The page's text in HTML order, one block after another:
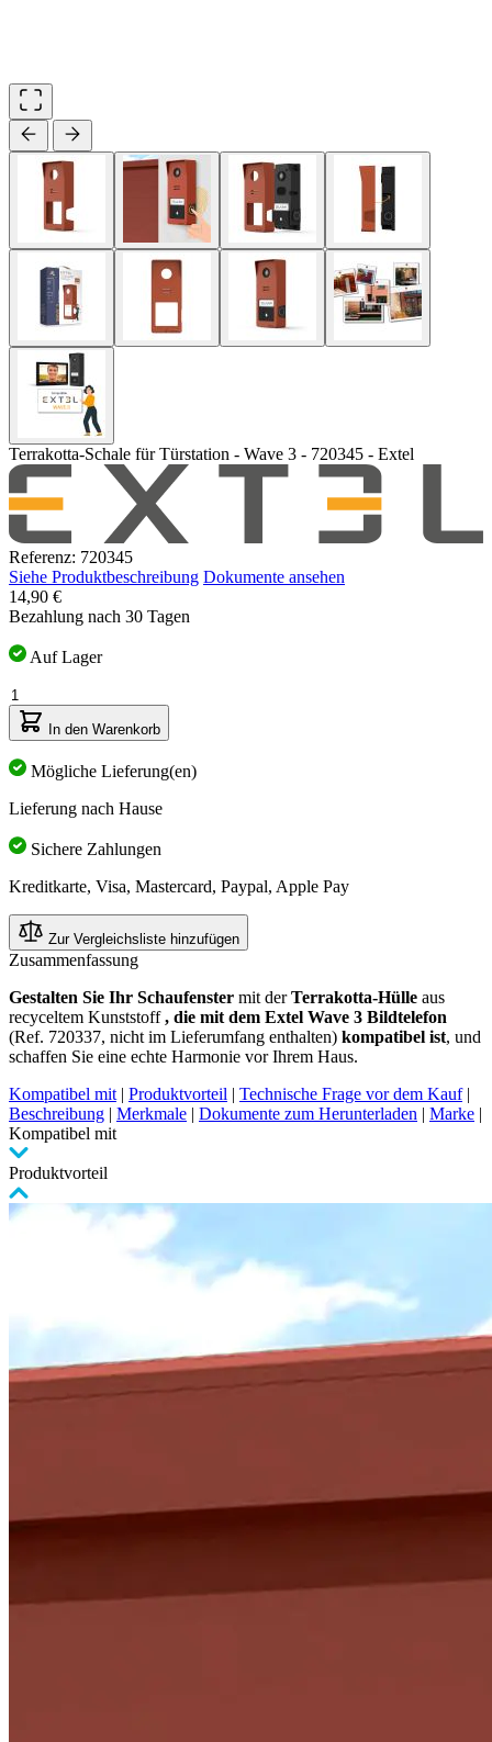
Terrakotta-Schale für Türstation - Wave 3 - 720345 - Extel
Referenz: 720345
Siehe Produktbeschreibung Dokumente ansehen
14,90 €
Bezahlung nach 30 Tagen
Auf Lager
Menge
In den Warenkorb
Mögliche Lieferung(en)
Lieferung nach Hause
Sichere Zahlungen
Kreditkarte, Visa, Mastercard, Paypal, Apple Pay
Zur Vergleichsliste hinzufügen
Zusammenfassung
Gestalten Sie Ihr Schaufenster mit derTerrakotta-Hülle aus
recyceltem Kunststoff, die mit dem Extel Wave 3 Bildtelefon
(Ref. 720337, nicht im Lieferumfang enthalten) kompatibel ist, und
schaffen Sie eine echte Harmonie vor Ihrem Haus.
Kompatibel mit | Produktvorteil | Technische Frage vor dem Kauf |
Beschreibung | Merkmale | Dokumente zum Herunterladen | Marke |
Kompatibel mit
Produktvorteil